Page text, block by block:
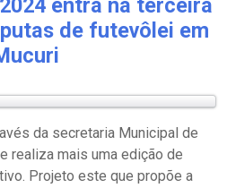
entra na terceira
de futevôlei em
da secretaria Municipal de
realiza mais uma edição de
Projeto este que propõe a